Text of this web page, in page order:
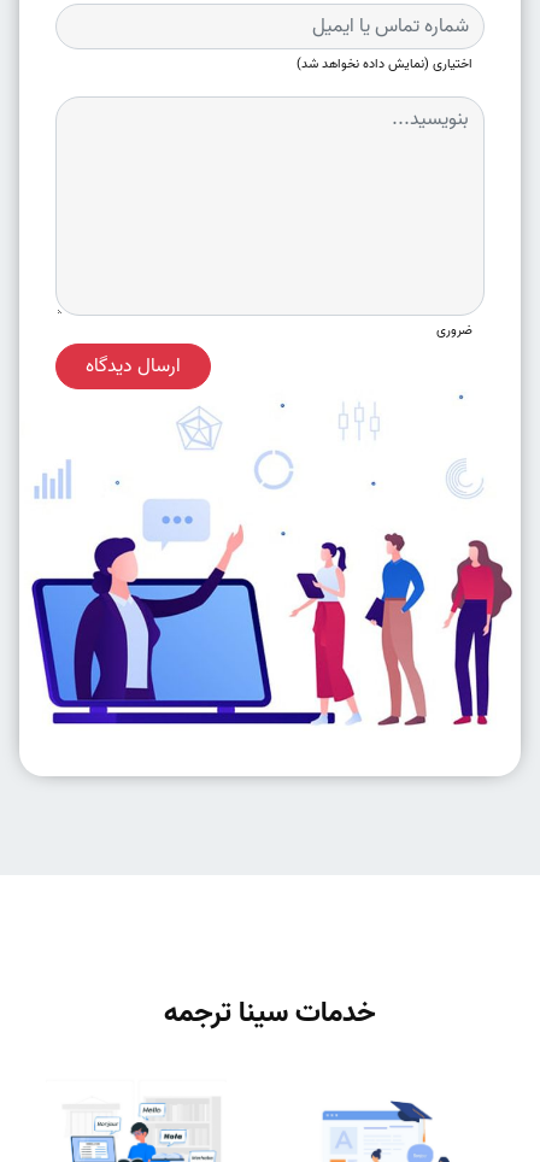
اختیاری (نمایش داده نخواهد شد)
ضروری
ارسال دیدگاه
خدمات سینا ترجمه